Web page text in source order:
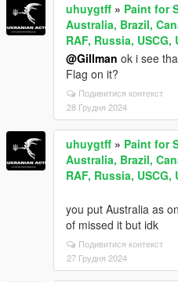
uhuygtff » Paint for
Australia, Brazil,
RAF, Russia, USCG,
@Gillman ok i see
Flag on it?
Подивитися контекст
28 Грудня 2024
uhuygtff » Paint for
Australia, Brazil,
RAF, Russia, USCG,
you put Australia as
of missed it but idk
Подивитися контекст
27 Грудня 2024